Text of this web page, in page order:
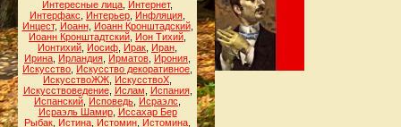
Интересные лица Интернет,
Интерфакс
Интерьер Инфляция
Инцест, Иоанн, Иоанн Кронштадский,
Иоанн Кронштадтский Ион Тихий
Ионтихий Иосиф Ирак Иран
Ирина Ирландия Ирматов Ирония
Искусство Искусство декоративное
ИскусствоЖЖ ИскусствоХ
Искусствоведение, Ислам Испания,
Испанский Исповедь Исраэлс
Исраэль Шамир, Иссахар Бер
Рыбак Истина Истомин Истомина